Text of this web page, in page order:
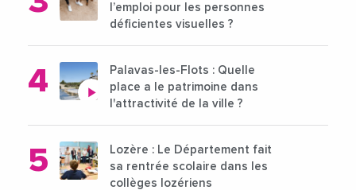
l’emploi pour les personnes
déficientes visuelles ?
Palavas-les-Flots : Quelle
place a le patrimoine dans
l'attractivité de la ville ?
Lozère : Le Département fait
sa rentrée scolaire dans les
collèges lozériens